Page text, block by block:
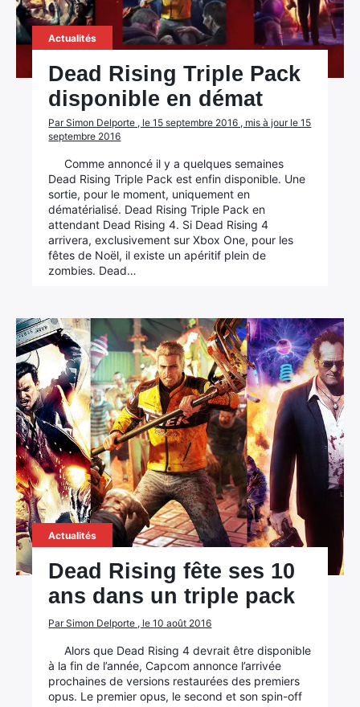
Actualités
Dead Rising Triple Pack
disponible en démat
Par Simon Delporte , le 15 septembre 2016 , mis à jour le 15
septembre 2016
Comme annoncé il y a quelques semaines
Dead Rising Triple Pack est enfin disponible. Une
sortie, pour le moment, uniquement en
dématérialisé. Dead Rising Triple Pack en
attendant Dead Rising 4. Si Dead Rising 4
arrivera, exclusivement sur Xbox One, pour les
fêtes de Noël, il existe un apéritif plein de
zombies. Dead…
Actualités
Dead Rising fête ses 10
ans dans un triple pack
Par Simon Delporte , le 10 août 2016
Alors que Dead Rising 4 devrait être disponible
à la fin de l’année, Capcom annonce l’arrivée
prochaines de versions restaurées des premiers
opus. Le premier opus, le second et son spin-off
×
Rechercher
: